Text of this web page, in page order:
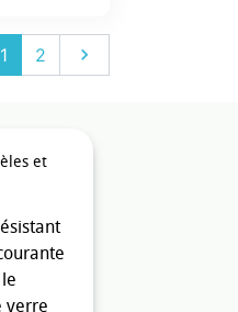
et
verre
1 2 Suivant
